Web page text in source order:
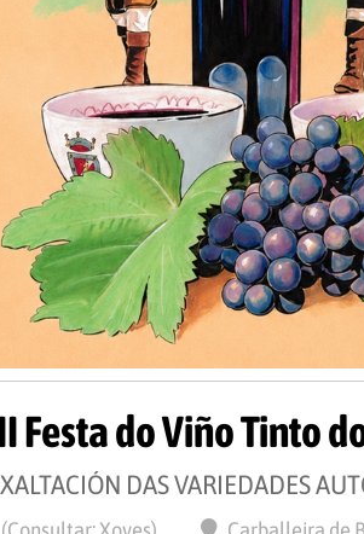
Festa do Viño Tinto
DAS VARIEDADES